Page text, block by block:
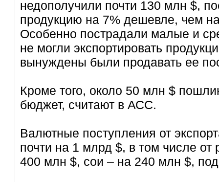
недополучили почти 130 млн $,
продукцию на 7% дешевле, чем
Особенно пострадали малые и
не могли экспортировать
вынуждены были продавать ее
Кроме того, около 50 млн $
бюджет, считают в АСС.
Валютные поступления от
почти на 1 млрд $, в том числе от
400 млн $, сои – на 240 млн $,